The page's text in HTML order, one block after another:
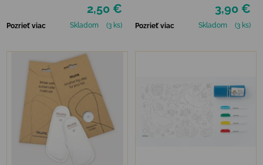
2,50 €
Pozrieť viac Skladom (3 ks)
3,90 €
Pozrieť viac Skladom (3 ks)